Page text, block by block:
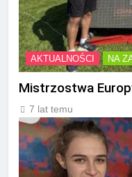
AKTUALNOŚCI NA
Mistrzostwa
7 lat temu